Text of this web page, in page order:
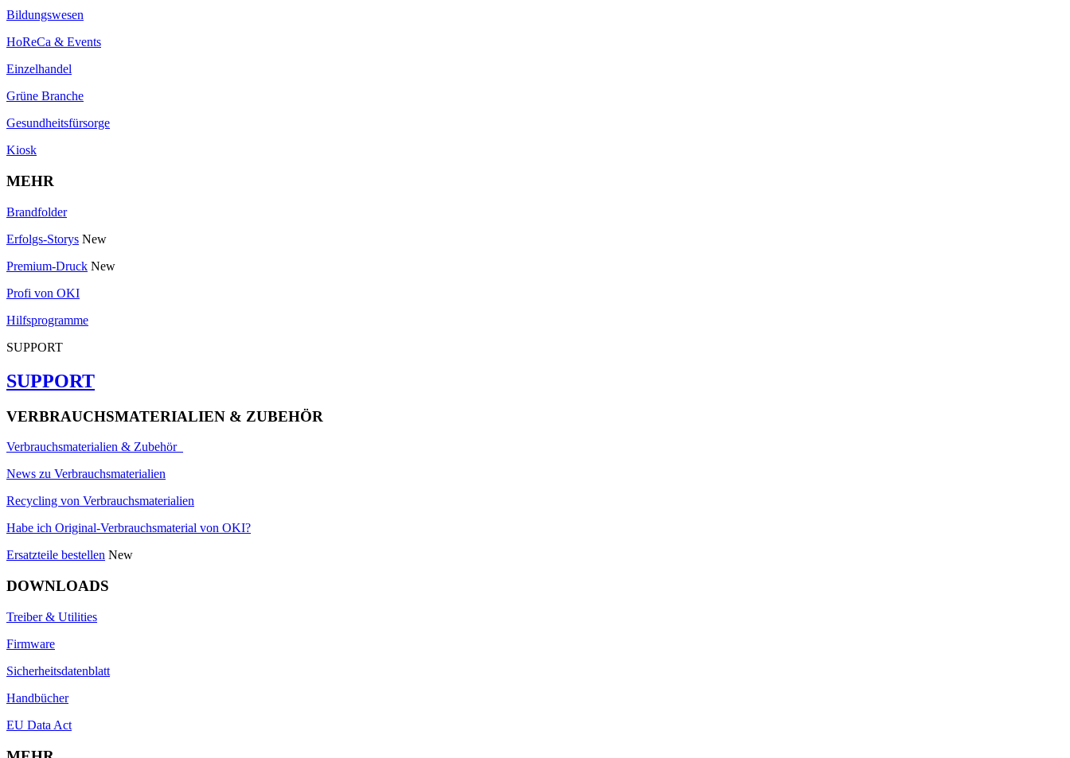
Bildungswesen
HoReCa & Events
Einzelhandel
Grüne Branche
Gesundheitsfürsorge
Kiosk
MEHR
Brandfolder
Erfolgs-Storys New
Premium-Druck New
Profi von OKI
Hilfsprogramme
SUPPORT
SUPPORT
VERBRAUCHSMATERIALIEN & ZUBEHÖR
Verbrauchsmaterialien & Zubehör
News zu Verbrauchsmaterialien
Recycling von Verbrauchsmaterialien
Habe ich Original-Verbrauchsmaterial von OKI?
Ersatzteile bestellen New
DOWNLOADS
Treiber & Utilities
Firmware
Sicherheitsdatenblatt
Handbücher
EU Data Act